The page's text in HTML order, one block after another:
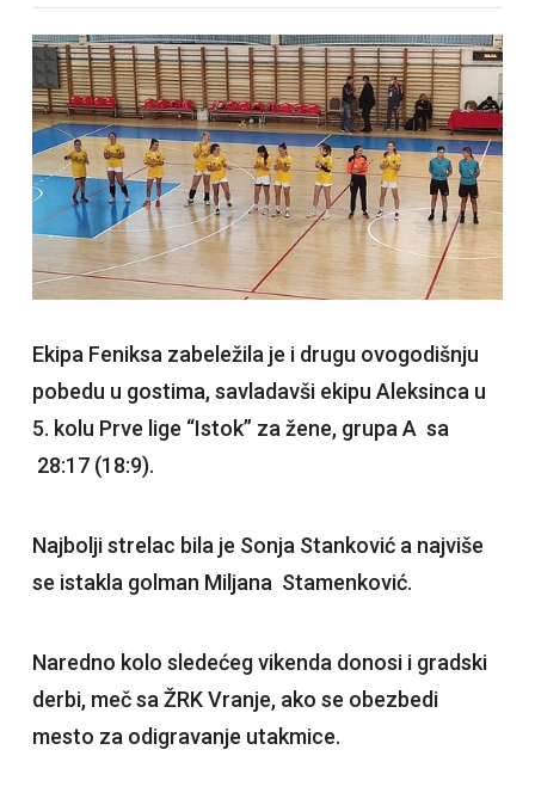
Ekipa Feniksa zabeležila je i drugu ovogodišnju
pobedu u gostima, savladavši ekipu Aleksinca u
5. kolu Prve lige “Istok” za žene, grupa A sa
28:17 (18:9).
Najbolji strelac bila je Sonja Stanković a najviše
se istakla golman Miljana Stamenković.
Naredno kolo sledećeg vikenda donosi i gradski
derbi, meč sa ŽRK Vranje, ako se obezbedi
mesto za odigravanje utakmice.